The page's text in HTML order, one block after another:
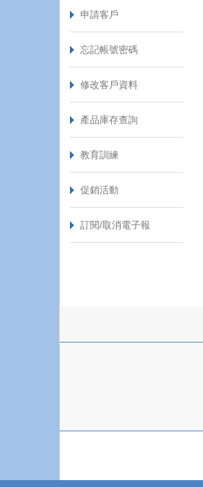
申請客戶
忘記帳號密碼
修改客戶資料
產品庫存查詢
教育訓練
促銷活動
訂閱/取消電子報